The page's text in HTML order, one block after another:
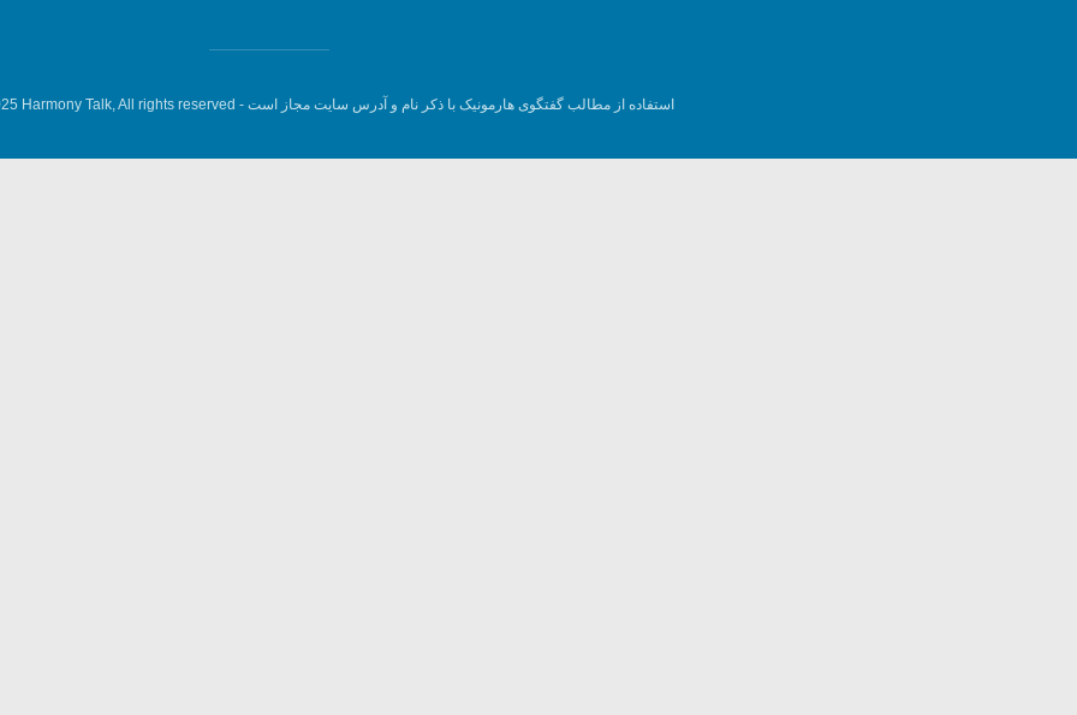
استفاده از مطالب گفتگوی هارمونیک با ذکر نام و آدرس سایت مجاز است - Harmony Talk, All rights reserved.